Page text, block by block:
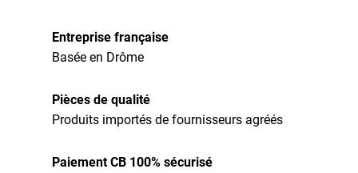
Entreprise française
Basée en Drôme
Pièces de qualité
Produits importés de fournisseurs agréés
Paiement CB 100% sécurisé